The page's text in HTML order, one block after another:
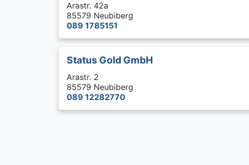
Arastr. 42a
85579 Neubiberg
089 1785151
Status Gold GmbH
Arastr. 2
85579 Neubiberg
089 12282770